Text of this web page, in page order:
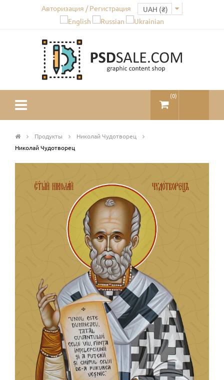
Авторизация / Регистрация
(0)
Продукты
Николай Чудотворец
Николай Чудотворец